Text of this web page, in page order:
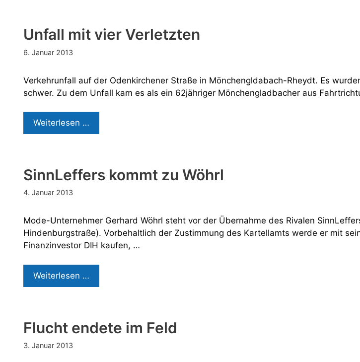
Unfall mit vier Verletzten
6. Januar 2013
Verkehrunfall auf der Odenkirchener Straße in Mönchengldabach-Rheydt. Es
schwer. Zu dem Unfall kam es als ein 62jähriger Mönchengladbacher aus
Weiterlesen …
mit
SinnLeffers kommt zu Wöhrl
4. Januar 2013
Mode-Unternehmer Gerhard Wöhrl steht vor der Übernahme des Rivalen
Hindenburgstraße). Vorbehaltlich der Zustimmung des Kartellamts werde er mit
Finanzinvestor DIH kaufen, …
Weiterlesen …
kommt
Flucht endete im Feld
3. Januar 2013